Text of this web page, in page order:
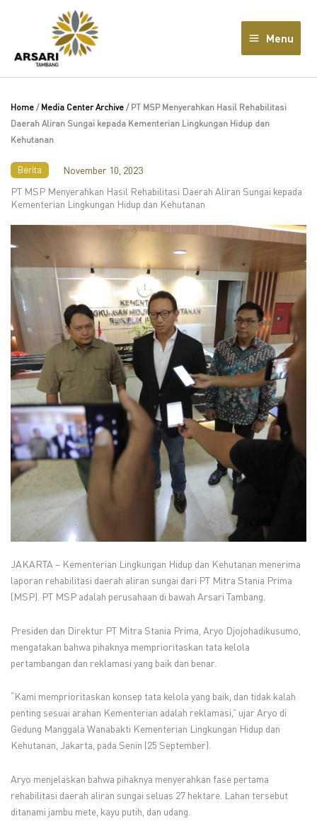
Menu
Home / Media Center Archive / PT MSP Menyerahkan Hasil Rehabilitasi
Daerah Aliran Sungai kepada Kementerian Lingkungan Hidup dan
Kehutanan
Berita
November 10, 2023
PT MSP Menyerahkan Hasil Rehabilitasi Daerah Aliran Sungai kepada
Kementerian Lingkungan Hidup dan Kehutanan
JAKARTA – Kementerian Lingkungan Hidup dan Kehutanan menerima
laporan rehabilitasi daerah aliran sungai dari PT Mitra Stania Prima
(MSP). PT MSP adalah perusahaan di bawah Arsari Tambang.
Presiden dan Direktur PT Mitra Stania Prima, Aryo Djojohadikusumo,
mengatakan bahwa pihaknya memprioritaskan tata kelola
pertambangan dan reklamasi yang baik dan benar.
“Kami memprioritaskan konsep tata kelola yang baik, dan tidak kalah
penting sesuai arahan Kementerian adalah reklamasi,” ujar Aryo di
Gedung Manggala Wanabakti Kementerian Lingkungan Hidup dan
Kehutanan, Jakarta, pada Senin (25 September).
Aryo menjelaskan bahwa pihaknya menyerahkan fase pertama
rehabilitasi daerah aliran sungai seluas 27 hektare. Lahan tersebut
ditanami jambu mete, kayu putih, dan udang.